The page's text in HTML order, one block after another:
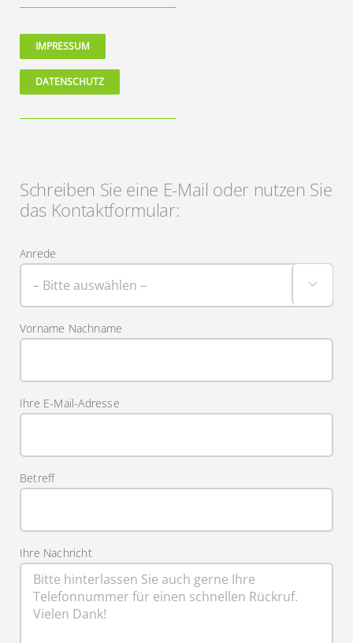
IMPRESSUM
DATENSCHUTZ
Schreiben Sie eine E-Mail oder nutzen Sie
das Kontaktformular:
Anrede

Vorname Nachname
Ihre E-Mail-Adresse
Betreff
Ihre Nachricht